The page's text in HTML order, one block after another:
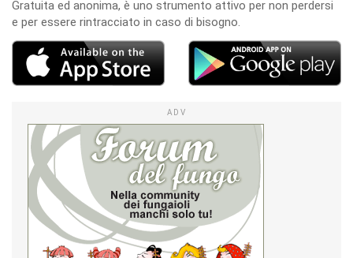
Gratuita ed anonima, è uno strumento attivo per non perdersi
e per essere rintracciato in caso di bisogno.
ADV